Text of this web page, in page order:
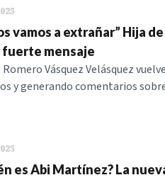
vamos a extrañar” Hija
fuerte mensaje
Romero Vásquez Velásquez
y generando comentarios
es Abi Martínez? La